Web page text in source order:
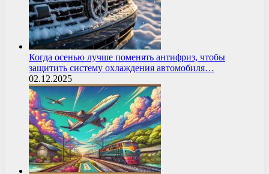
Когда осенью лучше поменять антифриз, чтобы
защитить систему охлаждения автомобиля…
02.12.2025